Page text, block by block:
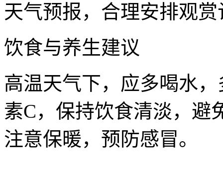
天气预报，合理安排观赏
饮食与养生建议
高温天气下，应多喝水
素C，保持饮食清淡，避
注意保暖，预防感冒。